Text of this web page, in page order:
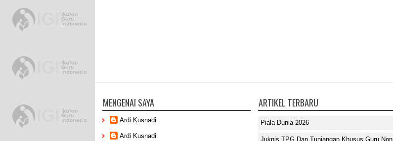
MENGENAI SAYA
Ardi Kusnadi
Ardi Kusnadi
ARTIKEL TERBARU
Piala Dunia 2026
Juknis TPG Dan Tunjangan Khusus Guru Non